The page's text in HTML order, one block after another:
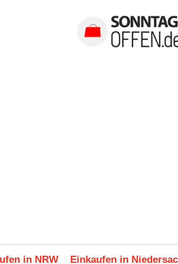
in NRW Einkaufen in